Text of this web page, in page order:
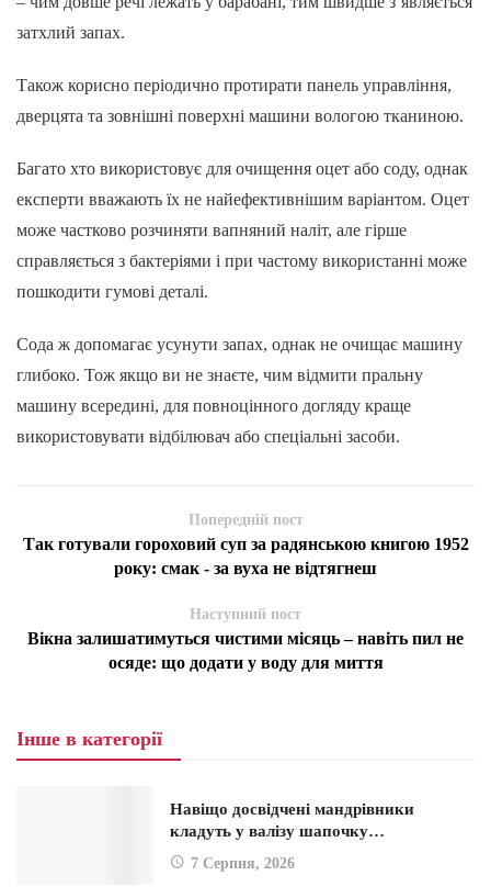
затхлий запах.
Також корисно періодично протирати панель управління,
дверцята та зовнішні поверхні машини вологою тканиною.
Багато хто використовує для очищення оцет або соду, однак
експерти вважають їх не найефективнішим варіантом. Оцет
може частково розчиняти вапняний наліт, але гірше
справляється з бактеріями і при частому використанні може
пошкодити гумові деталі.
Сода ж допомагає усунути запах, однак не очищає машину
глибоко. Тож якщо ви не знаєте, чим відмити пральну
машину всередині, для повноцінного догляду краще
використовувати відбілювач або спеціальні засоби.
Попередній пост
Так готували гороховий суп за радянською книгою 1952
року: смак - за вуха не відтягнеш
Наступний пост
Вікна залишатимуться чистими місяць – навіть пил не
осяде: що додати у воду для миття
Інше в категорії
Навіщо досвідчені мандрівники
кладуть у валізу шапочку…
7 Серпня, 2026